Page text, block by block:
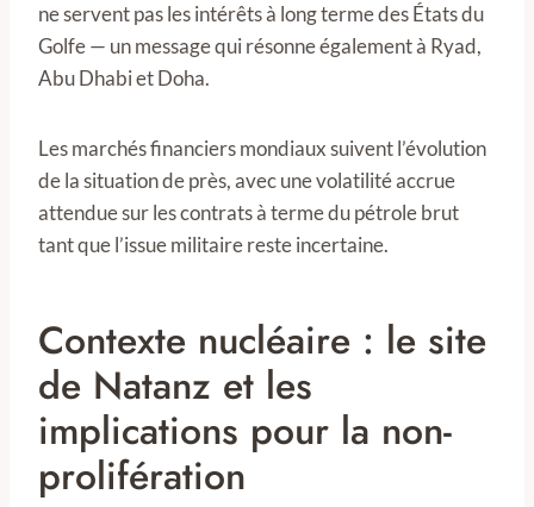
ne servent pas les intérêts à long terme des États du
Golfe — un message qui résonne également à Ryad,
Abu Dhabi et Doha.
Les marchés financiers mondiaux suivent l’évolution
de la situation de près, avec une volatilité accrue
attendue sur les contrats à terme du pétrole brut
tant que l’issue militaire reste incertaine.
Contexte nucléaire : le site
de Natanz et les
implications pour la non-
prolifération